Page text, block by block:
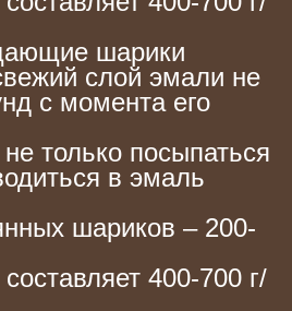
шарики
слой эмали не
с момента его
только посыпаться
в эмаль
шариков – 200-
400-700 г/